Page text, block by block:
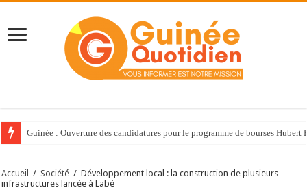
Guinée : Ouverture des candidatures pour le programme de bourses
Accueil / Société / Développement local : la construction de plusieurs
infrastructures lancée à Labé